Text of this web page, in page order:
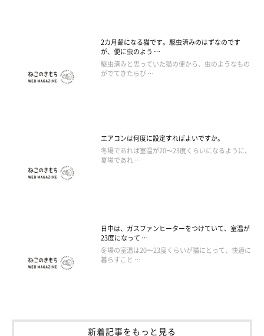
2カ月齢になる猫です。駆虫済みのはずなのです
が、便に虫のよう …
駆虫済みと思っていた猫の便から、虫のようなもの
がでてきたらび …
エアコンは何度に設定すればよいですか。
冬場であれば室温が20〜23度くらいになるように、
夏場であれ …
日中は、ガスファンヒーターをつけていて、室温が
23度になって …
冬場の室温は20〜23度くらいが猫にとって、快適に
暮らすこと …
新着記事をもっと見る